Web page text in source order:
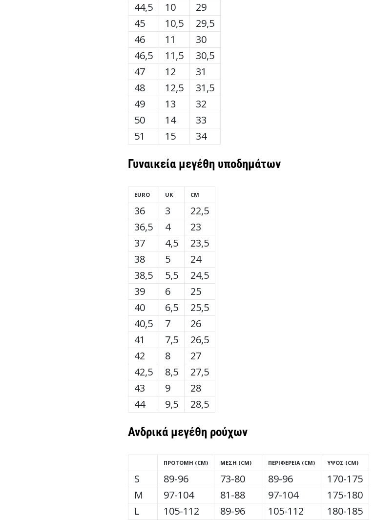
44,5
45
46
46,5
47
48
49
50
51
10
10,5
11
11,5
12
12,5
13
14
15
29
29,5
30
30,5
31
31,5
32
33
34
Γυναικεία μεγέθη υποδημάτων
EURO
36
36,5
37
38
38,5
39
40
40,5
41
42
42,5
43
44
UK
3
4
4,5
5
5,5
6
6,5
7
7,5
8
8,5
9
9,5
CM
22,5
23
23,5
24
24,5
25
25,5
26
26,5
27
27,5
28
28,5
Ανδρικά μεγέθη ρούχων
S
M
L
ΠΡΟΤΟΜΉ (CM)
89-96
97-104
105-112
ΜΈΣΗ (CM)
73-80
81-88
89-96
ΠΕΡΙΦΈΡΕΙΑ (CM)
89-96
97-104
105-112
ΎΨΟΣ (CM)
170-175
175-180
180-185